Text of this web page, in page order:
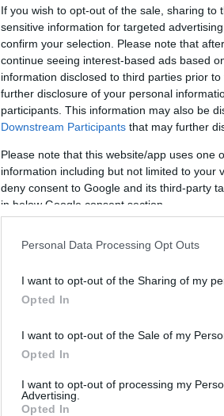
If you wish to opt-out of the sale, sharing
sensitive information for targeted
confirm your selection. Please note that
continue seeing interest-based ads based
information disclosed to third parties prior
further disclosure of your personal
participants. This information may also be
Downstream Participants that may further
Please note that this website/app uses one
information including but not limited to your
deny consent to Google and its third-party
in below Google consent section.
Personal Data Processing Opt Outs
I want to opt-out of the Sharing of my
Opted In
I want to opt-out of the Sale of my
Opted In
I want to opt-out of processing my
Advertising.
Opted In